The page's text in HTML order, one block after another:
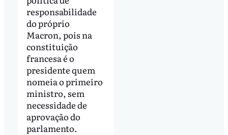
responsabilidade
do próprio
Macron, pois na
constituição
francesa é o
presidente quem
nomeia o primeiro
ministro, sem
necessidade de
aprovação do
parlamento.